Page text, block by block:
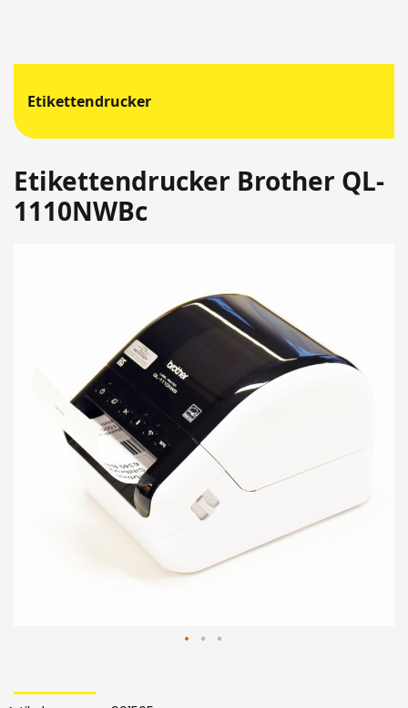
Etikettendrucker
Etikettendrucker Brother QL-
1110NWBc
Bildergalerie
to